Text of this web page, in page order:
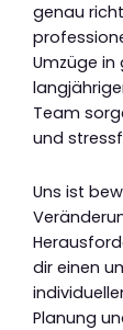
genau
Umzüge in
Team
und
Uns ist
dir einen
Planung